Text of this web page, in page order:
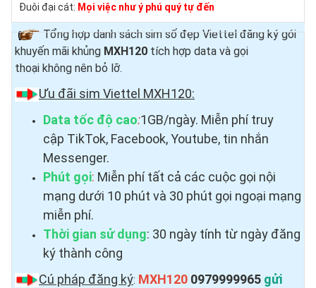
Đuôi đại cát: Mọi việc như ý phú quý tự đến
Tổng hợp danh sách sim số đẹp Viettel đăng ký gói
khuyến mãi khủng MXH120 tích hợp data và gọi
thoại không nên bỏ lỡ.
Ưu đãi sim Viettel MXH120:
Data tốc độ cao:1GB/ngày. Miễn phí truy
cập TikTok, Facebook, Youtube, tin nhắn
Messenger.
Phút gọi: Miễn phí tất cả các cuộc gọi nội
mạng dưới 10 phút và 30 phút gọi ngoại mạng
miễn phí.
Thời gian sử dụng: 30 ngày tính từ ngày đăng
ký thành công
Cú pháp đăng ký: MXH120 0979999965 gửi